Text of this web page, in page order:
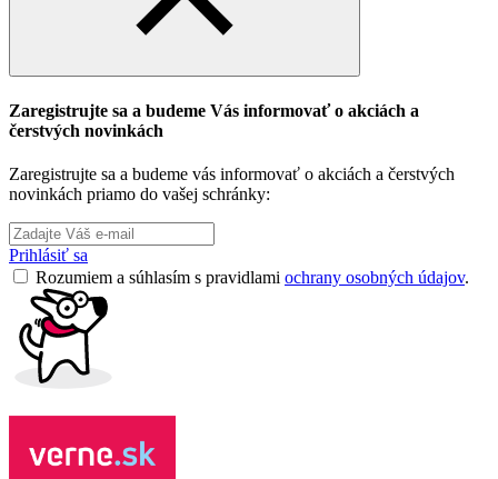
Zaregistrujte sa a budeme Vás informovať o akciách a
čerstvých novinkách
Zaregistrujte sa a budeme vás informovať o akciách a čerstvých
novinkách priamo do vašej schránky:
Prihlásiť sa
Rozumiem a súhlasím s pravidlami ochrany osobných údajov.